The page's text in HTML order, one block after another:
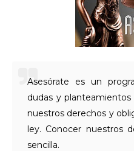
Asesórate es un
dudas y
nuestros derechos y
ley. Conocer nuestros
sencilla.